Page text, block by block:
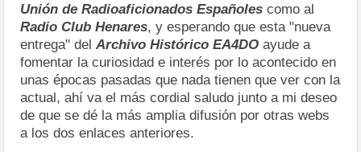
Unión de Radioaficionados Españoles como al
Radio Club Henares, y esperando que esta "nueva
entrega" delArchivo Histórico EA4DO ayude a
fomentar la curiosidad e interés por lo acontecido en
unas épocas pasadas que nada tienen que ver con la
actual, ahí va el más cordial saludo junto a mi deseo
de que se dé la más amplia difusión por otras webs
a los dos enlaces anteriores.